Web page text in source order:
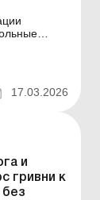
с
17.03.2026
и
гривни к
без